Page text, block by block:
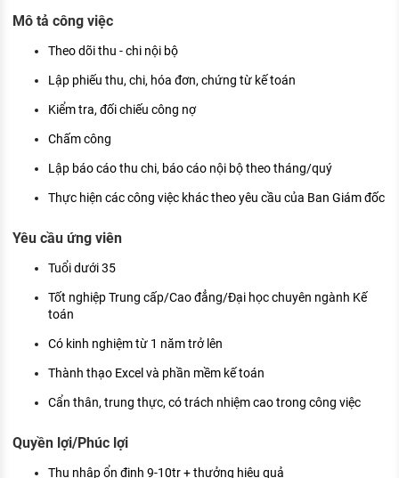
KHÁM PHÁ NGHỀ NGHIỆP
Tử vi nghề nghiệp
Kỹ năng nghề nghiệp
HƯỚNG NGHIỆP VIỆC LÀM
Xu hướng việc làm
NHÂN SỰ
TUYỂN DỤNG VIỆC LÀM
Mô tả công việc
Theo dõi thu - chi nội bộ
Lập phiếu thu, chi, hóa đơn, chứng từ kế toán
Kiểm tra, đối chiếu công nợ
Chấm công
Lập báo cáo thu chi, báo cáo nội bộ theo tháng/quý
Thực hiện các công việc khác theo yêu cầu của Ban Giám đốc
Yêu cầu ứng viên
Tuổi dưới 35
Tốt nghiệp Trung cấp/Cao đẳng/Đại học chuyên ngành Kế
toán
Có kinh nghiệm từ 1 năm trở lên
Thành thạo Excel và phần mềm kế toán
Cẩn thân, trung thực, có trách nhiệm cao trong công việc
Quyền lợi/Phúc lợi
Thu nhập ổn định 9-10tr + thưởng hiệu quả